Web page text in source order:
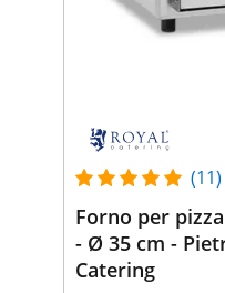
(11)
Forno per
- Ø 35 cm -
Catering